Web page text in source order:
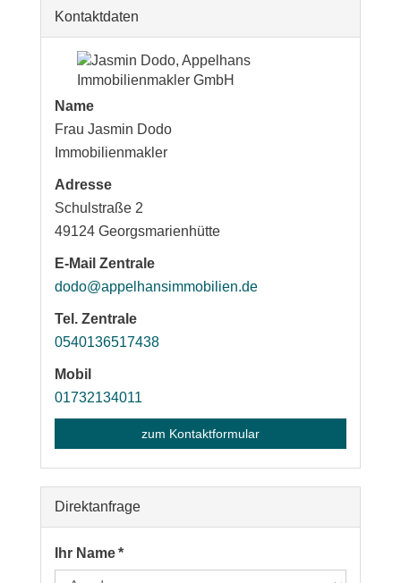
Kontaktdaten
Name
Frau Jasmin Dodo
Immobilienmakler
Adresse
Schulstraße 2
49124 Georgsmarienhütte
E-Mail Zentrale
dodo@appelhansimmobilien.de
Tel. Zentrale
0540136517438
Mobil
01732134011
zum Kontaktformular
Direktanfrage
Ihr Name *